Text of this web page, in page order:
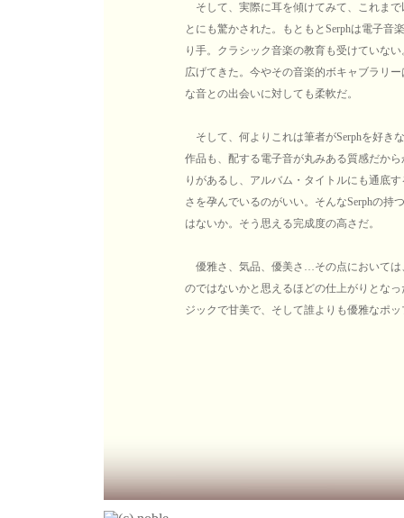
そして、実際に耳を傾けてみて、これま
とにも驚かされた。もともとSerphは電子
り手。クラシック音楽の教育も受けていな
広げてきた。今やその音楽的ボキャブラリ
な音との出会いに対しても柔軟だ。
そして、何よりこれは筆者がSerphを好き
作品も、配する電子音が丸みある質感だか
りがあるし、アルバム・タイトルにも通底
さを孕んでいるのがいい。そんなSerphの持
はないか。そう思える完成度の高さだ。
優雅さ、気品、優美さ…その点においては
のではないかと思えるほどの仕上がりとな
ジックで甘美で、そして誰よりも優雅なポ